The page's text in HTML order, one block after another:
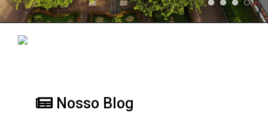
Nosso Blog